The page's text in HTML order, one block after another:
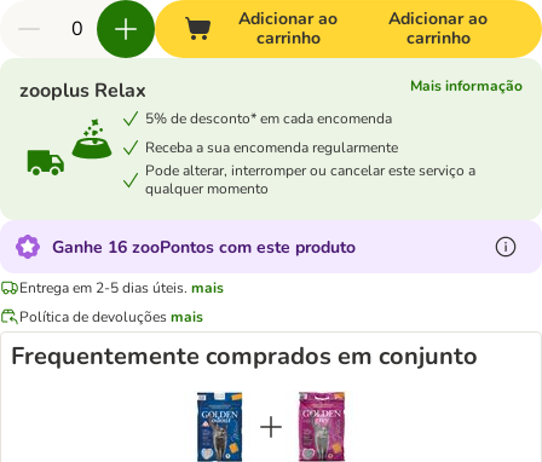
Adicionar ao
carrinho
Adicionar ao
carrinho
zooplus Relax
Mais informação
5% de desconto* em cada encomenda
Receba a sua encomenda regularmente
Pode alterar, interromper ou cancelar este serviço a
qualquer momento
Ganhe 16 zooPontos com este produto
Entrega em 2-5 dias úteis. mais
Política de devoluçõesmais
Frequentemente comprados em conjunto